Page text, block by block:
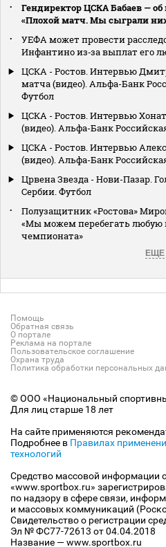
Гендиректор ЦСКА Бабаев — об
«Плохой матч. Мы сыграли
УЕФА может провести
Инфантино из‑за выплат его
ЦСКА - Ростов. Интервью
матча (видео). Альфа-Банк
Футбол
ЦСКА - Ростов. Интервью
(видео). Альфа-Банк
ЦСКА - Ростов. Интервью
(видео). Альфа-Банк
Црвена Звезда - Нови-Пазар.
Сербии. Футбол
Полузащитник «Ростова»
«Мы можем перебегать любую
чемпионата»
ЕЩЕ
Помощь
Обратная связь
О портале
Реклама на портале
Пользовательское соглашение
Охрана труда
Политика обработки персональных
© ООО «Национальный
Для лиц старше 18 лет
На сайте применяются
Подробнее в Правилах
технологий
Средство массовой информации
«www.sportbox.ru»
по надзору в сфере связи,
и массовых коммуникаций
Свидетельство о регистрации
Эл № ФС77-72613 от 04.04.2018
Название — www.sportbox.ru